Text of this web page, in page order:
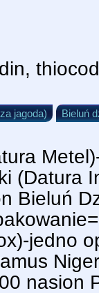
jagoda) Bieluń
(Datura
Bieluń
jedno
nasion